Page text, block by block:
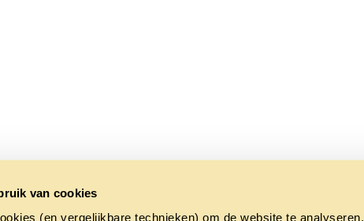
van cookies
(en vergelijkbare technieken) om de website te analyseren,